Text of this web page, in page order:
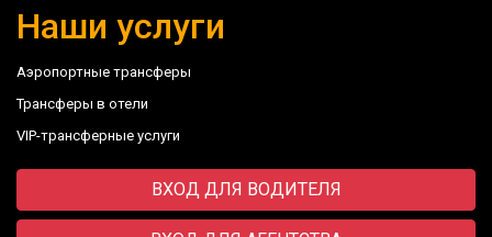
Наши услуги
Аэропортные трансферы
Трансферы в отели
VIP-трансферные услуги
ВХОД ДЛЯ ВОДИТЕЛЯ